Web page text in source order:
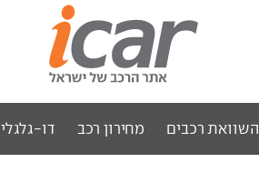
השוואת רכבים מחירון רכב דו-גלגלי